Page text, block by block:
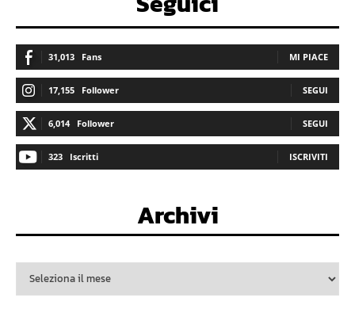
31,013 Fans MI PIACE
17,155 Follower SEGUI
6,014 Follower SEGUI
323 Iscritti ISCRIVITI
Archivi